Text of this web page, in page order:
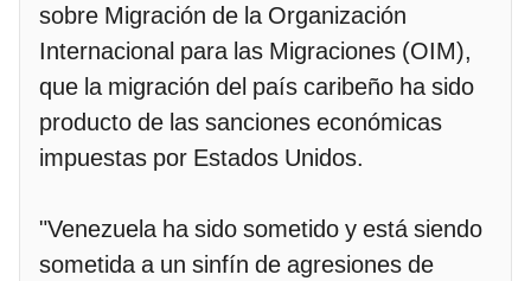
sobre Migración de la Organización
Internacional para las Migraciones (OIM),
que la migración del país caribeño ha sido
producto de las sanciones económicas
impuestas por Estados Unidos.
"Venezuela ha sido sometido y está siendo
sometida a un sinfín de agresiones de